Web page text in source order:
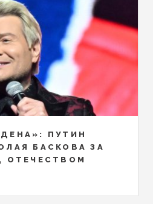
ПУТИН
БАСКОВА ЗА
ОТЕЧЕСТВОМ